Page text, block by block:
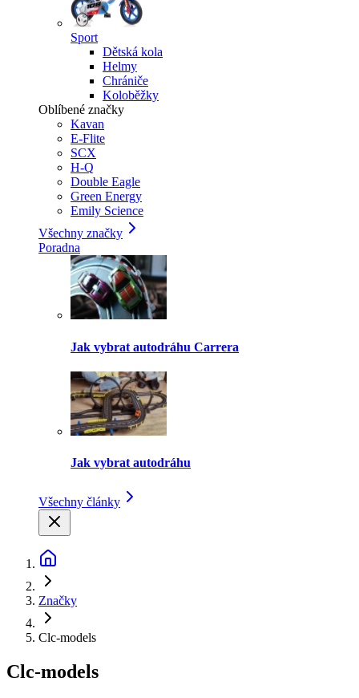
Sport
Dětská kola
Helmy
Chrániče
Koloběžky
Oblíbené značky
Kavan
E-Flite
SCX
H-Q
Double Eagle
Green Energy
Emily Science
Všechny značky
Poradna
Jak vybrat autodráhu Carrera
Jak vybrat autodráhu
Všechny články
Značky
Clc-models
Clc-models